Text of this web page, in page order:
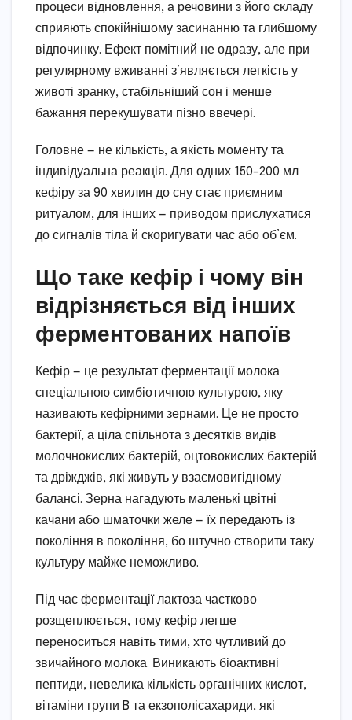
процеси відновлення, а речовини з його складу
сприяють спокійнішому засинанню та глибшому
відпочинку. Ефект помітний не одразу, але при
регулярному вживанні з’являється легкість у
животі зранку, стабільніший сон і менше
бажання перекушувати пізно ввечері.
Головне — не кількість, а якість моменту та
індивідуальна реакція. Для одних 150–200 мл
кефіру за 90 хвилин до сну стає приємним
ритуалом, для інших — приводом прислухатися
до сигналів тіла й скоригувати час або об’єм.
Що таке кефір і чому він
відрізняється від інших
ферментованих напоїв
Кефір — це результат ферментації молока
спеціальною симбіотичною культурою, яку
називають кефірними зернами. Це не просто
бактерії, а ціла спільнота з десятків видів
молочнокислих бактерій, оцтовокислих бактерій
та дріжджів, які живуть у взаємовигідному
балансі. Зерна нагадують маленькі цвітні
качани або шматочки желе — їх передають із
покоління в покоління, бо штучно створити таку
культуру майже неможливо.
Під час ферментації лактоза частково
розщеплюється, тому кефір легше
переноситься навіть тими, хто чутливий до
звичайного молока. Виникають біоактивні
пептиди, невелика кількість органічних кислот,
вітаміни групи B та екзополісахариди, які